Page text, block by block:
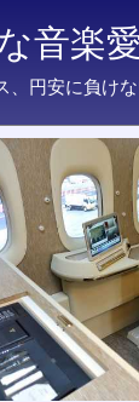
音楽
円安に負け